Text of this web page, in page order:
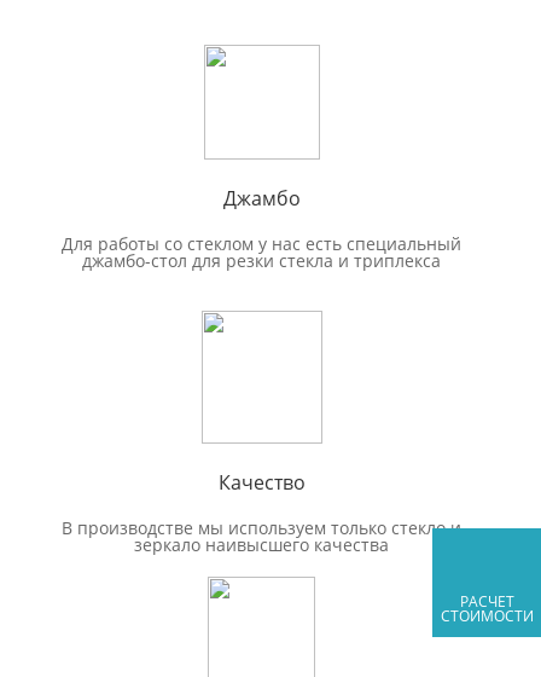
РАСЧЕТ
СТОИМОСТИ
Джамбо
Для работы со стеклом у нас есть специальный
джамбо-стол для резки стекла и триплекса
Качество
В производстве мы используем только стекло и
зеркало наивысшего качества